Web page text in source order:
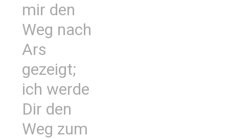
mir den
Weg nach
Ars
gezeigt;
ich werde
Dir den
Weg zum